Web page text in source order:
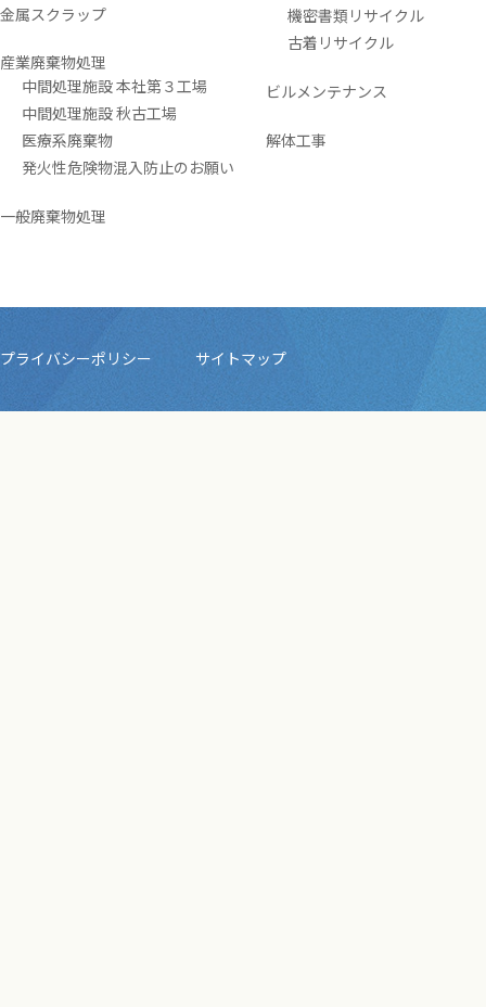
金属スクラップ
産業廃棄物処理
中間処理施設 本社第３工場
中間処理施設 秋古工場
医療系廃棄物
発火性危険物混入防止のお願い
一般廃棄物処理
機密書類リサイクル
古着リサイクル
ビルメンテナンス
解体工事
プライバシーポリシー サイトマップ